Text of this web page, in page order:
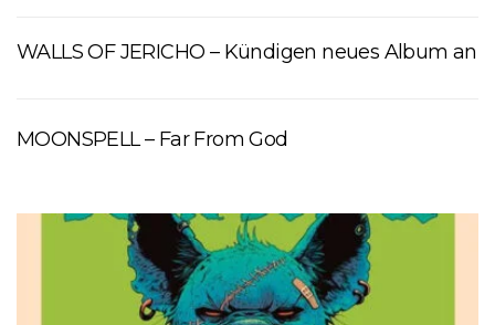
WALLS OF JERICHO – Kündigen neues Album an
MOONSPELL – Far From God